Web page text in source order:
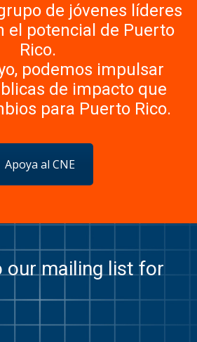
de jóvenes líderes
el potencial de Puerto
Rico.
podemos impulsar
de impacto que
para Puerto Rico.
Apoya al CNE
our mailing list for